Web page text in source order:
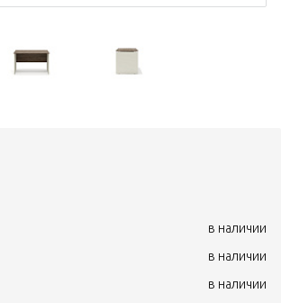
в наличии
в наличии
в наличии